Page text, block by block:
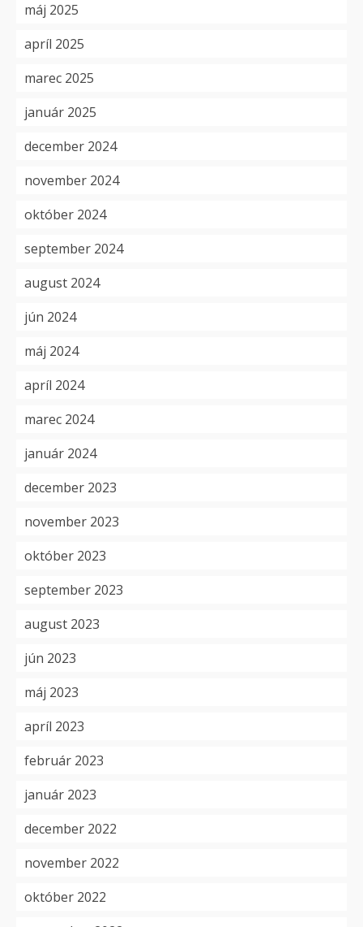
máj 2025
apríl 2025
marec 2025
január 2025
december 2024
november 2024
október 2024
september 2024
august 2024
jún 2024
máj 2024
apríl 2024
marec 2024
január 2024
december 2023
november 2023
október 2023
september 2023
august 2023
jún 2023
máj 2023
apríl 2023
február 2023
január 2023
december 2022
november 2022
október 2022